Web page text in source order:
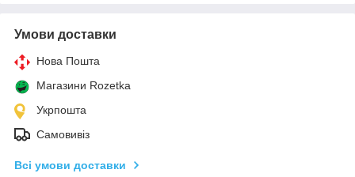
Умови доставки
Нова Пошта
Магазини Rozetka
Укрпошта
Самовивіз
Всі умови доставки